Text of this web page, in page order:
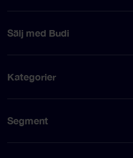
Sälj med Budi
Kategorier
Segment